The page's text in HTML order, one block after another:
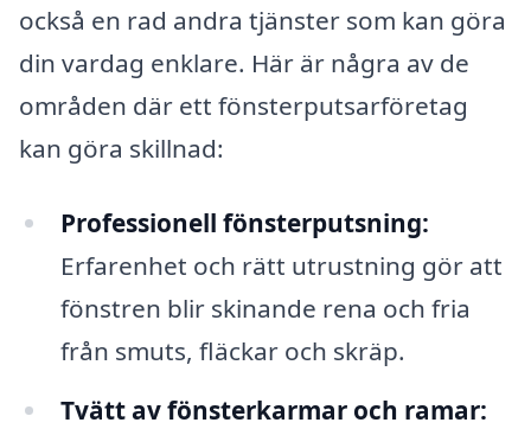
också en rad andra tjänster som kan göra
din vardag enklare. Här är några av de
områden där ett fönsterputsarföretag
kan göra skillnad:
Professionell fönsterputsning:
Erfarenhet och rätt utrustning gör att
fönstren blir skinande rena och fria
från smuts, fläckar och skräp.
Tvätt av fönsterkarmar och ramar: